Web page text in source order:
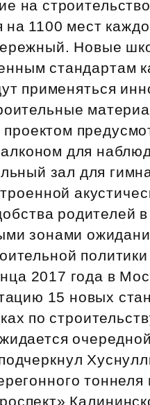
на
1100 мест
Новые
стандартам
применяться
для
зал для
родителей
зонами
2017 года в
15 новых
по